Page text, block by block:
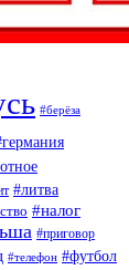
#берёза
#литва
#налог
#приговор
#телефон #футбол